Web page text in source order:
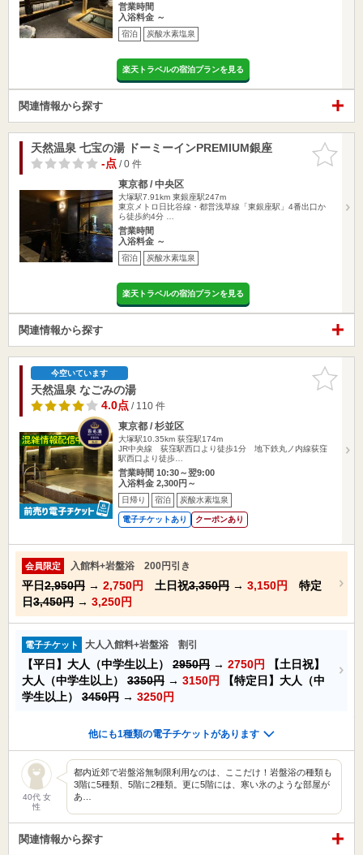
営業時間
入浴料金 ～
宿泊 炭酸水素塩泉
楽天トラベルの宿泊プランを見る
関連情報から探す
お気に入
りに追加
天然温泉 七宝の湯 ドーミーインPREMIUM銀座
-点/ 0 件
東京都 / 中央区
大塚駅7.91km 東銀座駅247m
東京メトロ日比谷線・都営浅草線「東銀座駅」4番出口か
ら徒歩約4分 …
営業時間
入浴料金 ～
宿泊 炭酸水素塩泉
楽天トラベルの宿泊プランを見る
関連情報から探す
お気に入
りに追加
今空いています
天然温泉 なごみの湯
4.0点/ 110 件
東京都 / 杉並区
大塚駅10.35km 荻窪駅174m
JR中央線 荻窪駅西口より徒歩1分 地下鉄丸ノ内線荻窪
駅西口より徒歩…
営業時間 10:30～翌9:00
入浴料金 2,300円～
日帰り 宿泊 炭酸水素塩泉
電子チケットあり クーポンあり
会員限定 入館料+岩盤浴 200円引き
平日2,950円 → 2,750円 土日祝3,350円 → 3,150円
特定
日3,450円 → 3,250円
電子チケット 大人入館料+岩盤浴 割引
【平日】大人（中学生以上） 2950円 → 2750円
【土日祝】
大人（中学生以上） 3350円 → 3150円
【特定日】大人（中
学生以上） 3450円 → 3250円
他にも1種類の電子チケットがあります
40代 女
性
都内近郊で岩盤浴無制限利用なのは、ここだけ！岩盤浴の種類も
3階に5種類、5階に2種類。更に5階には、寒い氷のような部屋が
あ…
関連情報から探す